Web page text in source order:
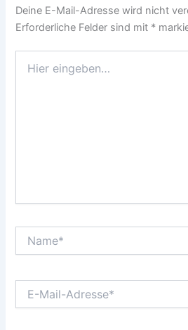
Deine E-Mail-Adresse wird nicht
Erforderliche Felder sind mit *
eingeben…
Mail-